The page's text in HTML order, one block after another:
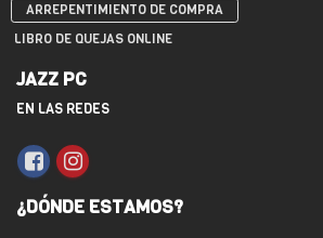
ARREPENTIMIENTO DE COMPRA
LIBRO DE QUEJAS ONLINE
JAZZ PC
EN LAS REDES
¿DÓNDE ESTAMOS?